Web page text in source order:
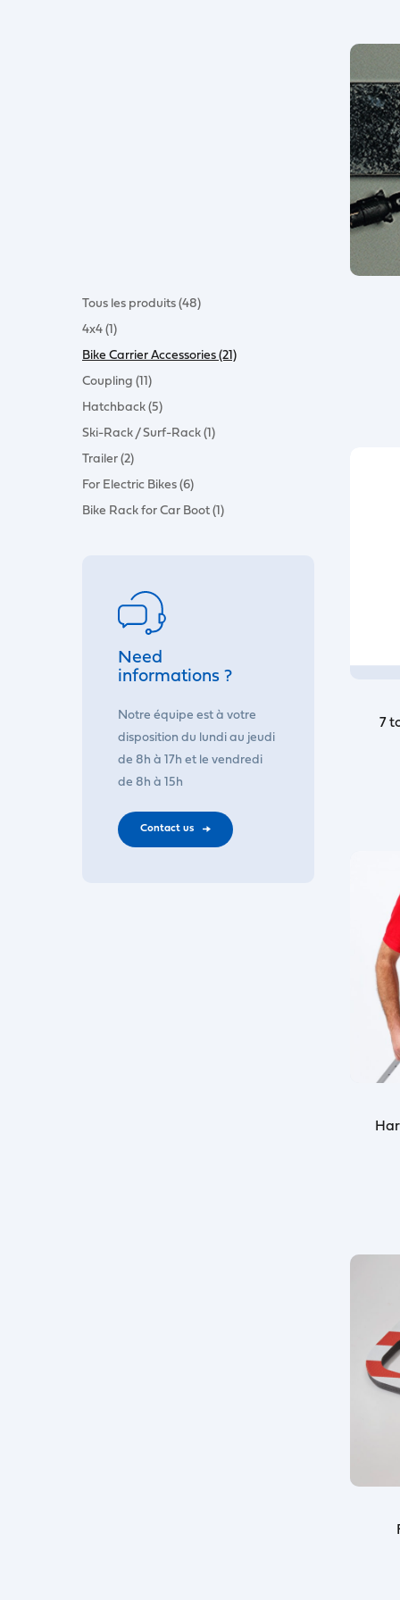
Tous les produits (48)
4x4 (1)
Bike Carrier Accessories (21)
Coupling (11)
Hatchback (5)
Ski-Rack / Surf-Rack (1)
Trailer (2)
For Electric Bikes (6)
Bike Rack for Car Boot (1)
Need
informations ?
Notre équipe est à votre
disposition du lundi au jeudi
de 8h à 17h et le vendredi
de 8h à 15h
Contact us
7